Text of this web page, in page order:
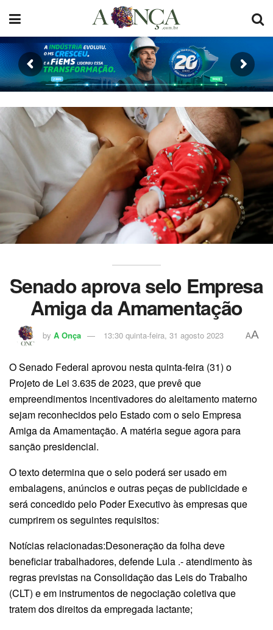
Senado aprova selo Empresa
Amiga da Amamentação
by A Onça 13:30 quinta-feira, 31 agosto 2023 AA
O Senado Federal aprovou nesta quinta-feira (31) o
Projeto de Lei 3.635 de 2023, que prevê que
empreendimentos incentivadores do aleitamento materno
sejam reconhecidos pelo Estado com o selo Empresa
Amiga da Amamentação. A matéria segue agora para
sanção presidencial.
O texto determina que o selo poderá ser usado em
embalagens, anúncios e outras peças de publicidade e
será concedido pelo Poder Executivo às empresas que
cumprirem os seguintes requisitos:
Notícias relacionadas:Desoneração da folha deve
beneficiar trabalhadores, defende Lula .- atendimento às
regras previstas na Consolidação das Leis do Trabalho
(CLT) e em instrumentos de negociação coletiva que
tratem dos direitos da empregada lactante;